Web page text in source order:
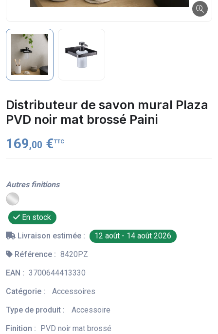
Distributeur de savon mural Plaza
PVD noir mat brossé Paini
169,00 €TTC
Autres finitions
En stock
Livraison estimée :
12 août - 14 août 2026
Référence : 8420PZ
EAN : 3700644413330
Catégorie :
Accessoires
Type de produit :
Accessoire
Finition :
PVD noir mat brossé